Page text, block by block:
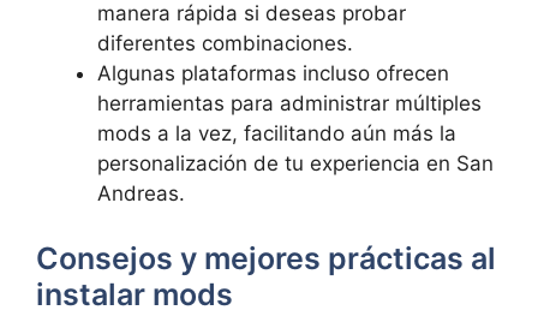
manera rápida si deseas probar
diferentes combinaciones.
Algunas plataformas incluso ofrecen
herramientas para administrar múltiples
mods a la vez, facilitando aún más la
personalización de tu experiencia en San
Andreas.
Consejos y mejores prácticas al
instalar mods